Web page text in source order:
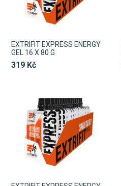
EXTRIFIT EXPRESS ENERGY
GEL 16 X 80 G
319 Kč